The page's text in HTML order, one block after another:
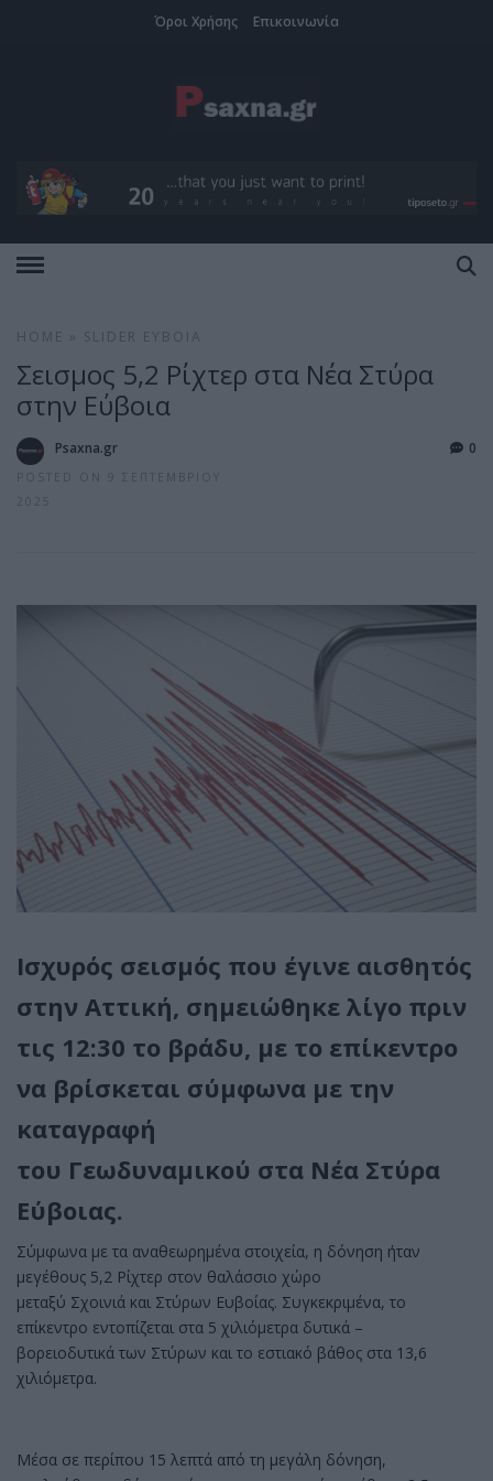
Όροι Χρήσης Επικοινωνία
HOME SLIDER ΕΎΒΟΙΑ
Σεισμος 5,2 Ρίχτερ στα Νέα Στύρα
στην Εύβοια
Psaxna.gr
POSTED ON 9 ΣΕΠΤΕΜΒΡΊΟΥ
2025
0
Ισχυρός σεισμός που έγινε αισθητός
στην Αττική, σημειώθηκε λίγο πριν
τις 12:30 το βράδυ, με το επίκεντρο
να βρίσκεται σύμφωνα με την
καταγραφή
του Γεωδυναμικού στα Νέα Στύρα
Εύβοιας.
Σύμφωνα με τα αναθεωρημένα στοιχεία, η δόνηση ήταν
μεγέθους 5,2 Ρίχτερ στον θαλάσσιο χώρο
μεταξύ Σχοινιά και Στύρων Ευβοίας. Συγκεκριμένα, το
επίκεντρο εντοπίζεται στα 5 χιλιόμετρα δυτικά –
βορειοδυτικά των Στύρων και το εστιακό βάθος στα 13,6
χιλιόμετρα.
Μέσα σε περίπου 15 λεπτά από τη μεγάλη δόνηση,